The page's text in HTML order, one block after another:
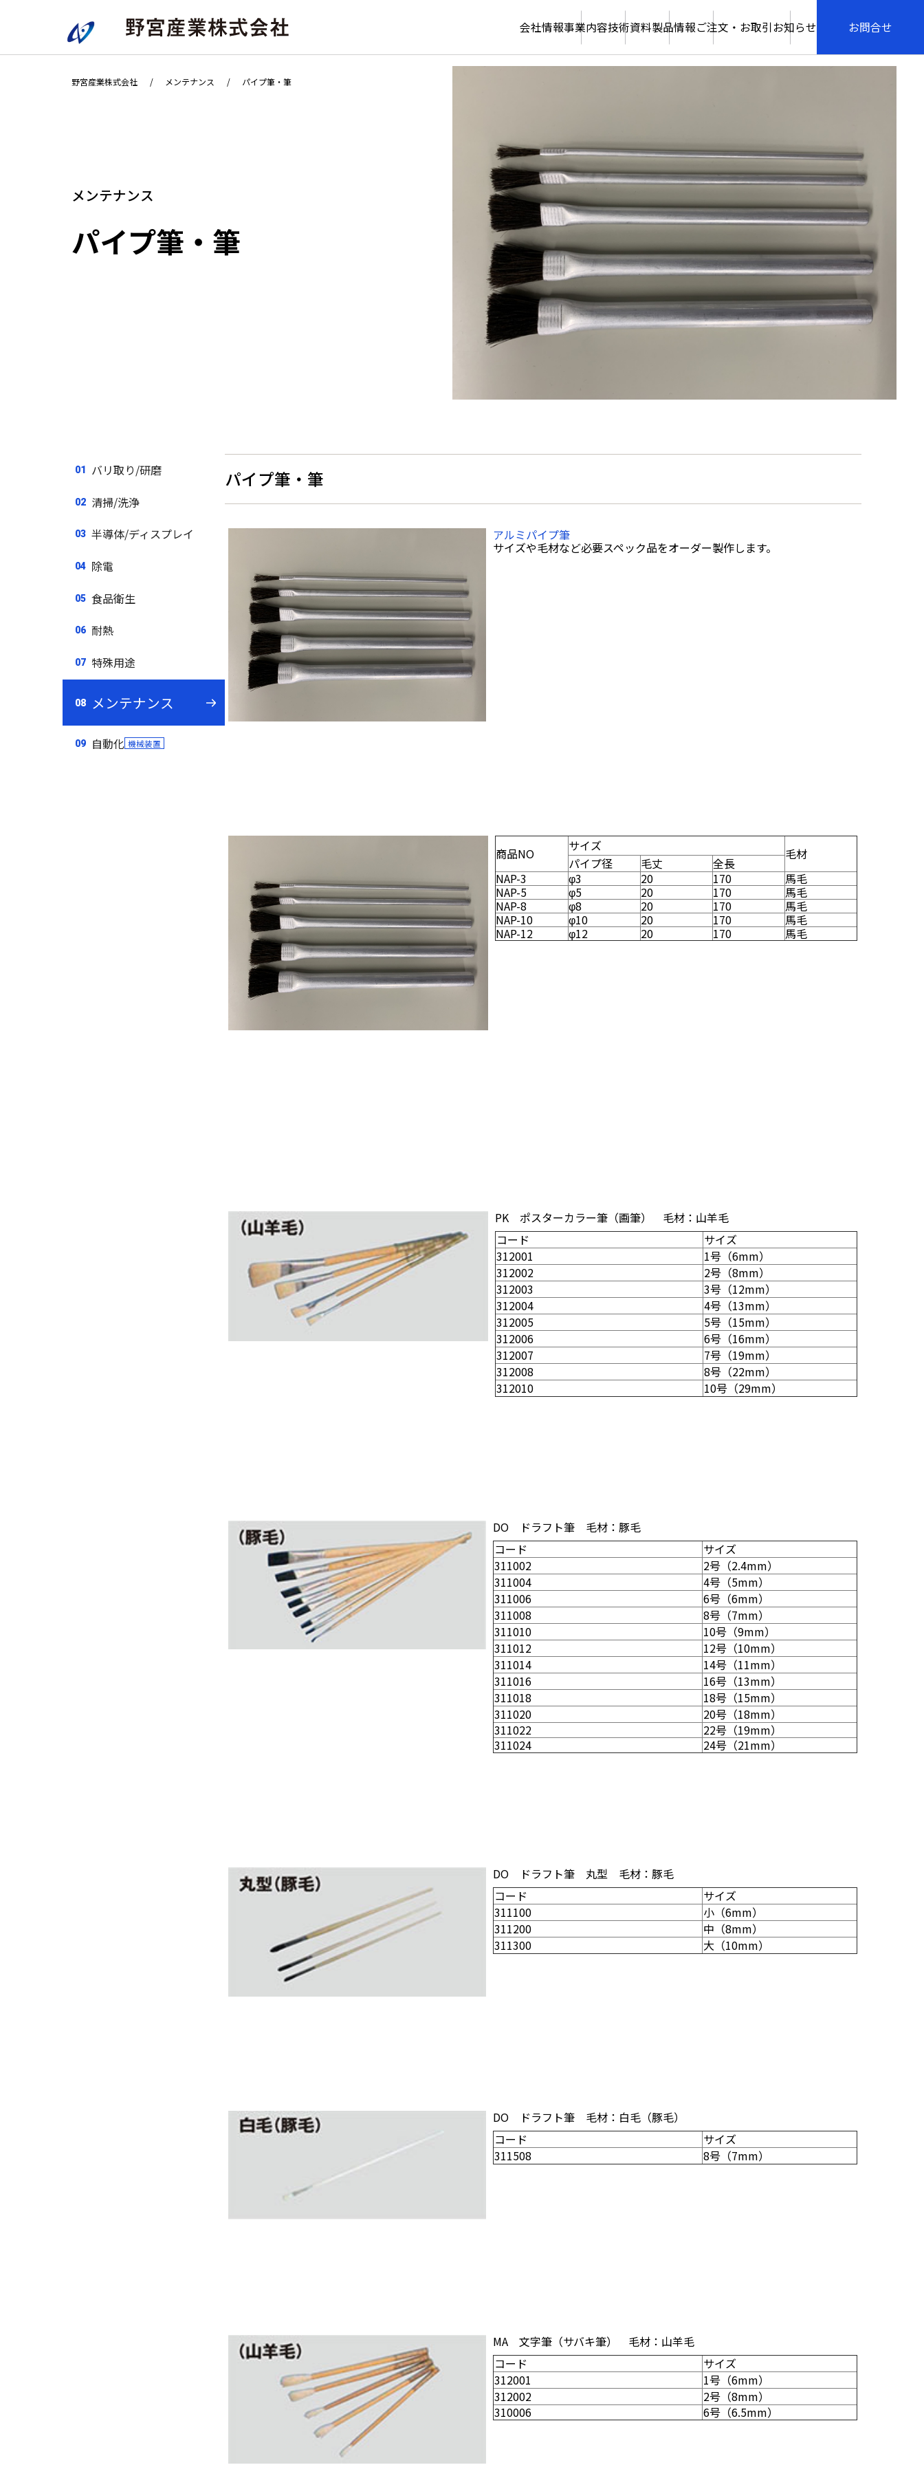
会社情報事業内容技術資料製品情報ご注文・お取引お知らせ お問合せ
野宮産業株式会社 メンテナンス パイプ筆・筆
メンテナンス
パイプ筆・筆
バリ取り/研磨
清掃/洗浄
半導体/ディスプレイ
除電
食品衛生
耐熱
特殊用途
メンテナンス
自動化 機械装置
パイプ筆・筆
アルミパイプ筆
サイズや毛材など必要スペック品をオーダー製作します。
商品NO サイズ 毛材
パイプ径 毛丈
全長
NAP-3
φ3 20 170
馬毛
NAP-5
φ5 20 170
馬毛
NAP-8
φ8 20 170
馬毛
NAP-10
φ10 20 170
馬毛
NAP-12
φ12 20 170 馬毛
PK ポスターカラー筆（画筆） 毛材：山羊毛
コード
サイズ
312001
1号（6mm）
312002
2号（8mm）
312003
3号（12mm）
312004
4号（13mm）
312005
5号（15mm）
312006
6号（16mm）
312007
7号（19mm）
312008
8号（22mm）
312010
10号（29mm）
DO ドラフト筆 毛材：豚毛
コード
サイズ
311002
2号（2.4mm）
311004
4号（5mm）
311006
6号（6mm）
311008
8号（7mm）
311010
10号（9mm）
311012
12号（10mm）
311014
14号（11mm）
311016
16号（13mm）
311018
18号（15mm）
311020
20号（18mm）
311022
22号（19mm）
311024
24号（21mm）
DO ドラフト筆 丸型 毛材：豚毛
コード
サイズ
311100
小（6mm）
311200
中（8mm）
311300
大（10mm）
DO ドラフト筆 毛材：白毛（豚毛）
コード
サイズ
311508
8号（7mm）
MA 文字筆（サバキ筆） 毛材：山羊毛
コード
サイズ
312001
1号（6mm）
312002
2号（8mm）
310006
6号（6.5mm）